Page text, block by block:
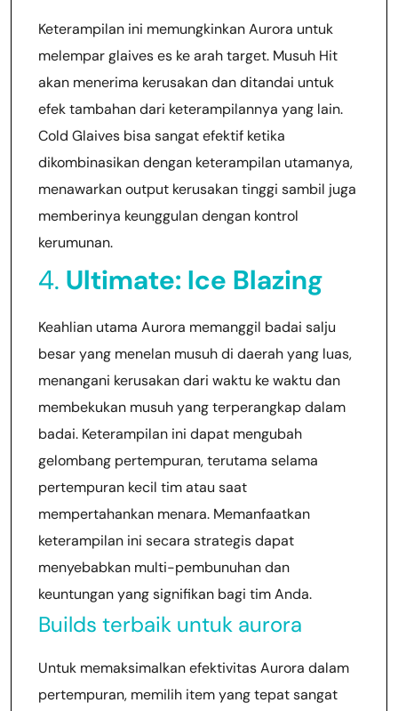
Keterampilan ini memungkinkan Aurora untuk
melempar glaives es ke arah target. Musuh Hit
akan menerima kerusakan dan ditandai untuk
efek tambahan dari keterampilannya yang lain.
Cold Glaives bisa sangat efektif ketika
dikombinasikan dengan keterampilan utamanya,
menawarkan output kerusakan tinggi sambil juga
memberinya keunggulan dengan kontrol
kerumunan.
4. Ultimate: Ice Blazing
Keahlian utama Aurora memanggil badai salju
besar yang menelan musuh di daerah yang luas,
menangani kerusakan dari waktu ke waktu dan
membekukan musuh yang terperangkap dalam
badai. Keterampilan ini dapat mengubah
gelombang pertempuran, terutama selama
pertempuran kecil tim atau saat
mempertahankan menara. Memanfaatkan
keterampilan ini secara strategis dapat
menyebabkan multi-pembunuhan dan
keuntungan yang signifikan bagi tim Anda.
Builds terbaik untuk aurora
Untuk memaksimalkan efektivitas Aurora dalam
pertempuran, memilih item yang tepat sangat